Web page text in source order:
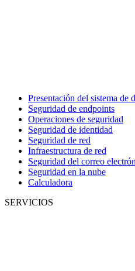
Presentación del sistema de
Seguridad de endpoints
Operaciones de seguridad
Seguridad de identidad
Seguridad de red
Infraestructura de red
Seguridad del correo
Seguridad en la nube
Calculadora
SERVICIOS